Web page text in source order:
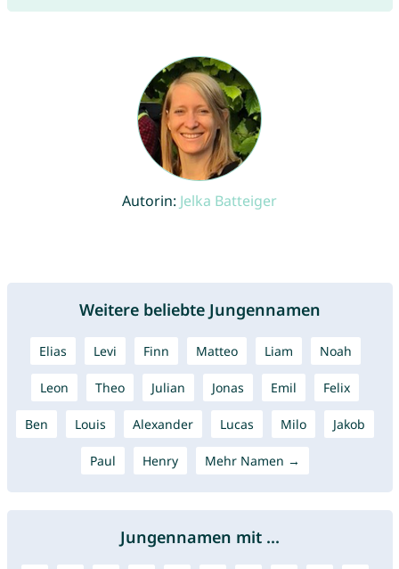
Autorin: Jelka Batteiger
Weitere beliebte Jungennamen
Elias Levi Finn Matteo Liam Noah
Leon Theo Julian Jonas Emil Felix
Ben Louis Alexander Lucas Milo Jakob
Paul Henry Mehr Namen →
Jungennamen mit ...